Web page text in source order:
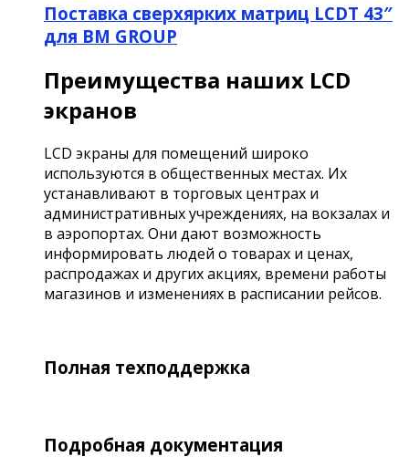
Поставка сверхярких матриц LCDT 43″
для BM GROUP
Преимущества наших LCD
экранов
LCD экраны для помещений широко
используются в общественных местах. Их
устанавливают в торговых центрах и
административных учреждениях, на вокзалах и
в аэропортах. Они дают возможность
информировать людей о товарах и ценах,
распродажах и других акциях, времени работы
магазинов и изменениях в расписании рейсов.
Полная техподдержка
Подробная документация